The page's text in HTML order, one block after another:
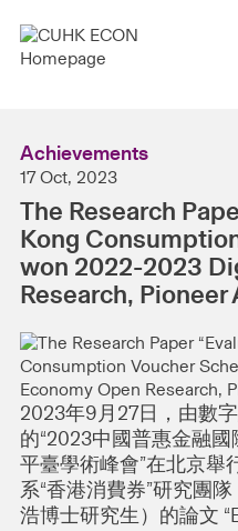
Achievements
17 Oct, 2023
The Research
Kong
won 2022-2023
Research, Pioneer
2023年9月27日，由數
的“2023中國普惠金融
平臺學術峰會”在北京舉
系“香港消費券”研究團
浩博士研究生）的論文